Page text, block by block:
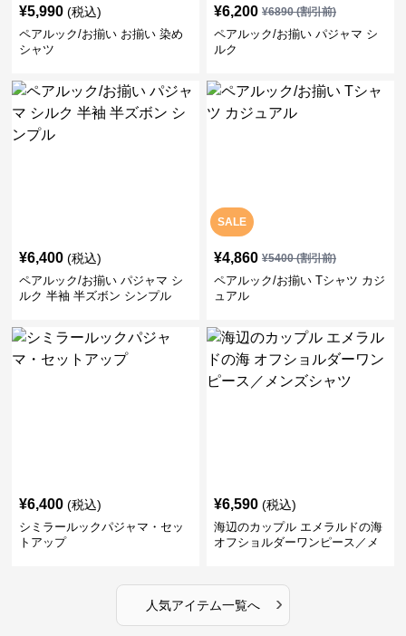
¥5,990 (税込)
ペアルック/お揃い お揃い 染め
シャツ
¥6,200 ¥6890(割引前)
ペアルック/お揃い パジャマ シ
ルク
¥6,400 (税込)
ペアルック/お揃い パジャマ シ
ルク 半袖 半ズボン シンプル
SALE
¥4,860 ¥5400(割引前)
ペアルック/お揃い Tシャツ カジ
ュアル
¥6,400 (税込)
シミラールックパジャマ・セッ
トアップ
¥6,590 (税込)
海辺のカップル エメラルドの海
オフショルダーワンピース／メ
人気アイテム一覧へ ›